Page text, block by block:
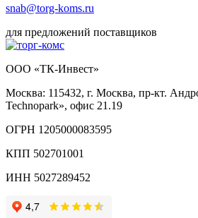
snab@torg-koms.ru
для предложений поставщиков
ООО «ТК-Инвест»
Москва: 115432, г. Москва, пр-кт.
Technopark», офис 21.19
ОГРН 1205000083595
КПП 502701001
ИНН 5027289452